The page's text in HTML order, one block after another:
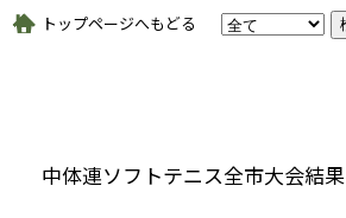
トップページへもどる
中体連ソフトテニス全市大会結果